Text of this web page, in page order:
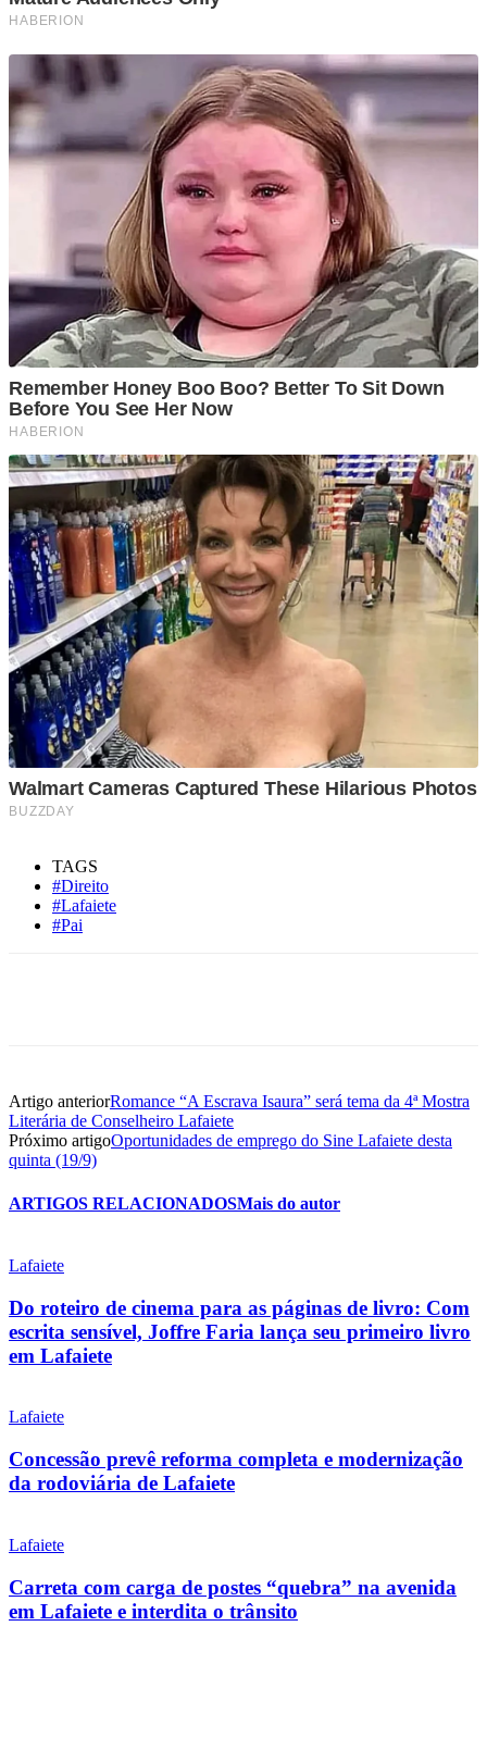
TAGS
#Direito
#Lafaiete
#Pai
Artigo anteriorRomance “A Escrava Isaura” será tema da 4ª Mostra
Literária de Conselheiro Lafaiete
Próximo artigoOportunidades de emprego do Sine Lafaiete desta
quinta (19/9)
ARTIGOS RELACIONADOSMais do autor
Lafaiete
Do roteiro de cinema para as páginas de livro: Com
escrita sensível, Joffre Faria lança seu primeiro livro
em Lafaiete
Lafaiete
Concessão prevê reforma completa e modernização
da rodoviária de Lafaiete
Lafaiete
Carreta com carga de postes “quebra” na avenida
em Lafaiete e interdita o trânsito